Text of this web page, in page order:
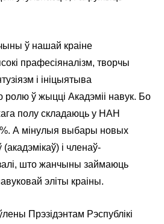
ў нашай краіне
прафесіяналізм, творчы
і ініцыятыва
ў жыцці Акадэміі навук. Бо
полу складаюць у НАН
А мінулыя выбары новых
і членаў-
што жанчыны займаюць
эліты краіны.
Прэзідэнтам Рэспублікі